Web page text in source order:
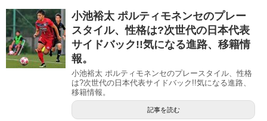
小池裕太 ポルティモネンセのプレー
スタイル、性格は?次世代の日本代表
サイドバック!!気になる進路、移籍情
報。
小池裕太 ポルティモネンセのプレースタイル、性格
は?次世代の日本代表サイドバック!!気になる進路、
移籍情報。
記事を読む